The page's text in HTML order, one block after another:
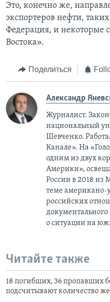
Это, конечно же,
экспортеров нефти,
Федерация, и некоторые
Востока».
Поделиться
Александр
Журналист.
национальный
Шевченко.
Канале». На
одним из двух
Америки»,
России в 2018 из
теме американо-
российских
о ситуации на
Читайте также
18 погибших, 36 пропавших
подсчитывают количество